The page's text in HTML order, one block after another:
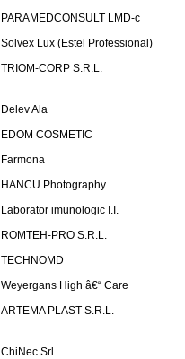
PARAMEDCONSULT LMD-c
Solvex Lux (Estel Professional)
TRIOM-CORP S.R.L.
Delev Ala
EDOM COSMETIC
Farmona
HANCU Photography
Laborator imunologic I.I.
ROMTEH-PRO S.R.L.
TECHNOMD
Weyergans High â€“ Care
ARTEMA PLAST S.R.L.
ChiNec Srl